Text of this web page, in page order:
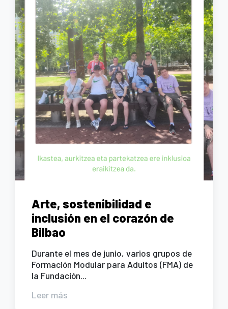
Arte, sostenibilidad e
inclusión en el corazón de
Bilbao
Durante el mes de junio, varios grupos de
Formación Modular para Adultos (FMA) de
la Fundación...
Leer más